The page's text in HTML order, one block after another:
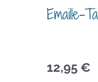
Emaille-
12,95 €